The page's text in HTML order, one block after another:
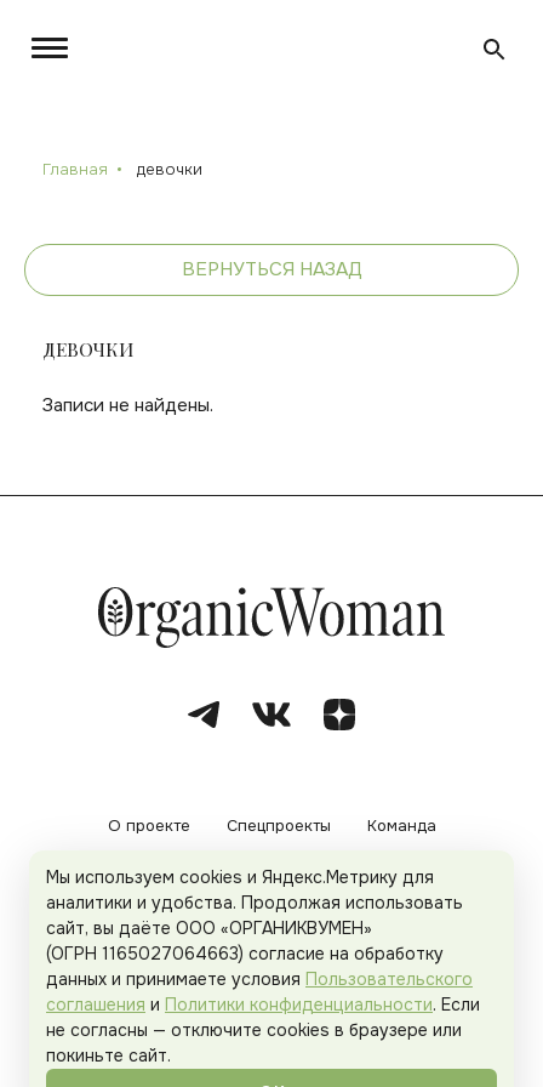
Главная девочки
ВЕРНУТЬСЯ НАЗАД
ДЕВОЧКИ
Записи не найдены.
О проекте Спецпроекты Команда
Рекламодателям Политика конфиденциальности
Пользовательское соглашение
Organicwoman.ru . Все права защищены.
Мы используем cookies и Яндекс.Метрику для
аналитики и удобства. Продолжая использовать
сайт, вы даёте ООО «ОРГАНИКВУМЕН»
(ОГРН 1165027064663) согласие на обработку
данных и принимаете условия Пользовательского
соглашения и Политики конфиденциальности. Если
не согласны — отключите cookies в браузере или
покиньте сайт.